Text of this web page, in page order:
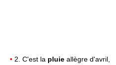
• 2. C'est la pluie allègre d'avril,